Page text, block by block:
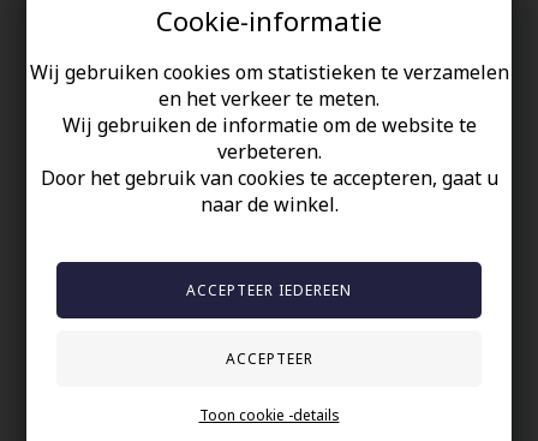
Cookie-informatie
Wij gebruiken cookies om statistieken te verzamelen
en het verkeer te meten.
Wij gebruiken de informatie om de website te
verbeteren.
Door het gebruik van cookies te accepteren, gaat u
naar de winkel.
Toon cookie -details
Congz verguld edelstaal
halssieraad
42,00EUR
Redden
Obsidian Goldis een eleganteherenkettingmet een tijdloze
omlijst inIP-verguld roestvrij staal
een overhemd als een T-shirt.
Een sieraad voor de man dieminimalisme, kwaliteit en
zelfverzekerde stijlwaardeert.